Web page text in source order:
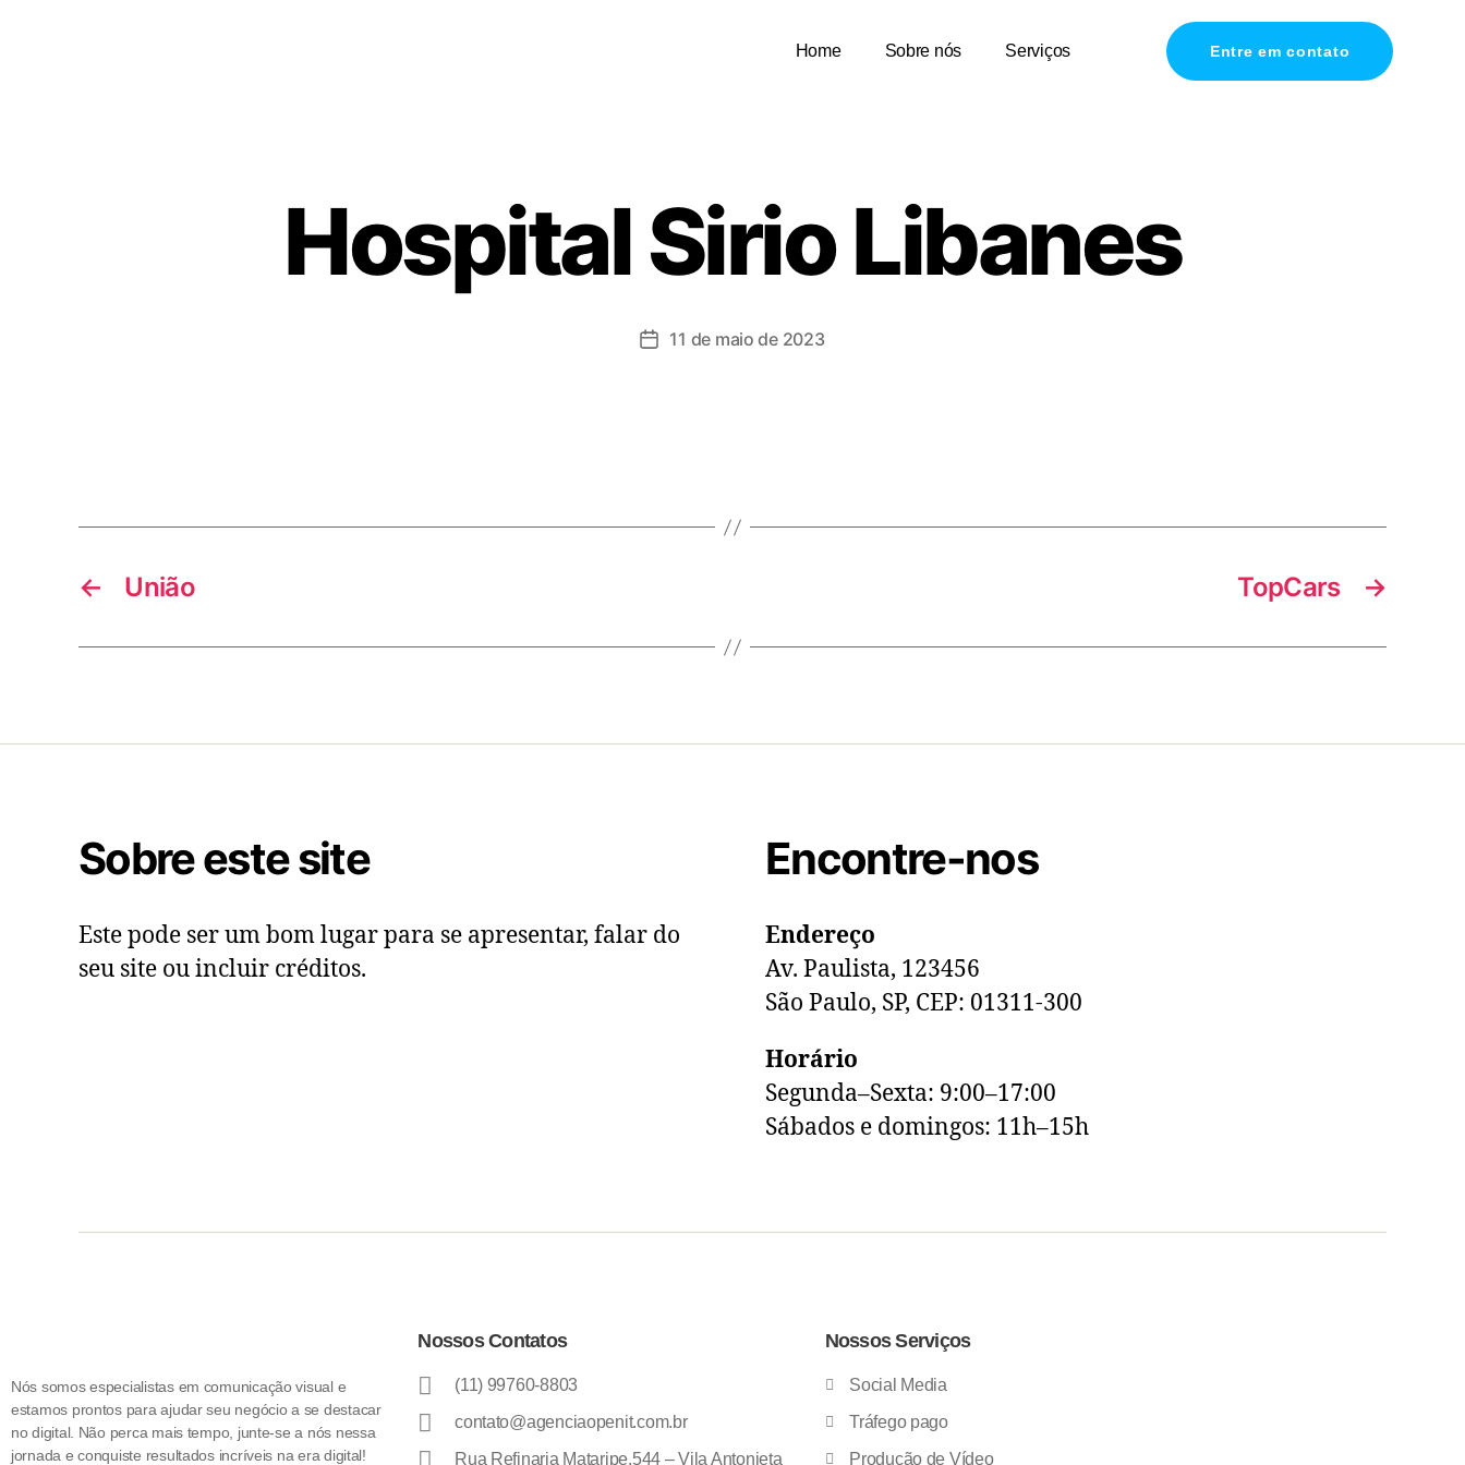
Home Sobre nós Serviços Entre em contato
Hospital Sirio Libanes
11 de maio de 2023
← União →
TopCars
Sobre este site
Este pode ser um bom lugar para se apresentar, falar do
seu site ou incluir créditos.
Encontre-nos
Endereço
Av. Paulista, 123456
São Paulo, SP, CEP: 01311-300
Horário
Segunda–Sexta: 9:00–17:00
Sábados e domingos: 11h–15h
Nós somos especialistas em comunicação visual e
estamos prontos para ajudar seu negócio a se destacar
no digital. Não perca mais tempo, junte-se a nós nessa
jornada e conquiste resultados incríveis na era digital!
Nossos Contatos
(11) 99760-8803
contato@agenciaopenit.com.br
Rua Refinaria Mataripe,544 – Vila Antonieta
Nossos Serviços
Social Media
Tráfego pago
Produção de Vídeo